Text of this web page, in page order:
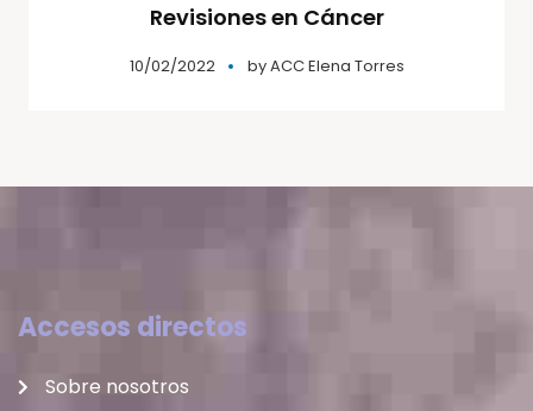
Revisiones en Cáncer
10/02/2022 byACC Elena Torres
Accesos directos
Sobre nosotros